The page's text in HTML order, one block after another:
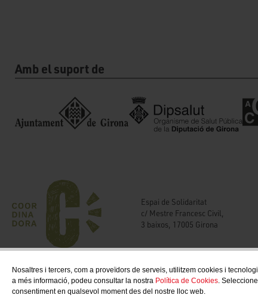
Nosaltres i tercers, com a proveïdors de serveis, utilitzem cookies i
a més informació, podeu consultar la nostra Política de Cookies.
consentiment en qualsevol moment des del nostre lloc web.
Amb el suport de
Espai de Solidaritat
c/ Mestre Francesc Civil,
3 baixos, 17005 Girona